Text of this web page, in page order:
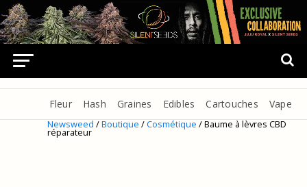
Fleur Hash Graines Edibles Cartouches Vape
Newsweed/Boutique/Cosmétique/ Baume à lèvres CBD
réparateur